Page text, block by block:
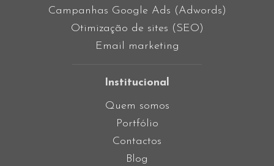
Campanhas Google Ads (Adwords)
Otimização de sites (SEO)
Email marketing
Institucional
Quem somos
Portfólio
Contactos
Blog